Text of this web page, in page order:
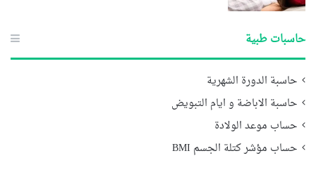
حاسبات طبية
حاسبة الدورة الشهرية
حاسبة الاباضة و ايام التبويض
حساب موعد الولادة
حساب مؤشر كتلة الجسم BMI